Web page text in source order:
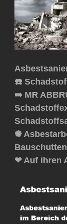
☎️
➡️ MR
✺
❤ Auf Ihren